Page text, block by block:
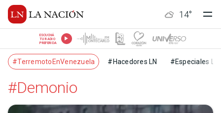
14°
ESCUCHÁ
TU RADIO
PREFERIDA
#TerremotoEnVenezuela #Hacedores LN #Especiales LN
#Demonio